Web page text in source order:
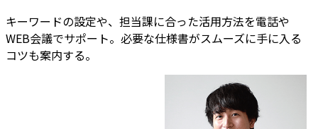
キーワードの設定や、担当課に合った活用方法を電話や
WEB会議でサポート。必要な仕様書がスムーズに手に入る
コツも案内する。